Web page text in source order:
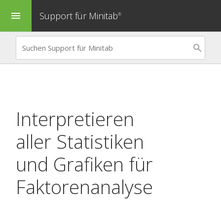
menu Support für Minitab®
Interpretieren
aller Statistiken
und Grafiken für
Faktorenanalyse